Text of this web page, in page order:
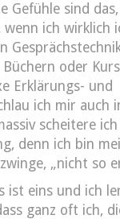
Gefühle sind
ich wirklich
oder
Erklärungs- und
ich mir auch
scheitere
denn ich bin
„nicht so
ist eins und ich
ganz oft ich,